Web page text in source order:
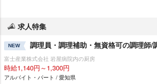
求人特集
NEW 調理員・調理補助・無資格可の調理師/
富士産業株式会社 岩屋病院内の厨房
時給1,140円～1,300円
アルバイト・パート / 愛知県